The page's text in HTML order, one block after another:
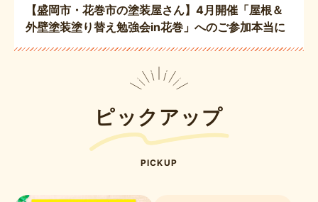
【盛岡市・花巻市の塗装屋さん】4月開催「屋根＆
外壁塗装塗り替え勉強会in花巻」へのご参加本当に
ありがとうございました☺️🖌️✨
ピックアップ
PICKUP